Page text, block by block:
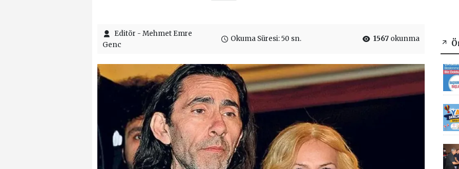
Editör - Mehmet Emre
Genc
Okuma Süresi: 50 sn. 1567 okunma